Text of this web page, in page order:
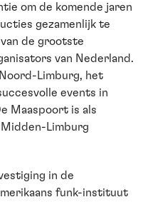
om de komende jaren
gezamenlijk te
de grootste
van Nederland.
Limburg, het
events in
Maaspoort is als
Limburg
in de
funk-instituut